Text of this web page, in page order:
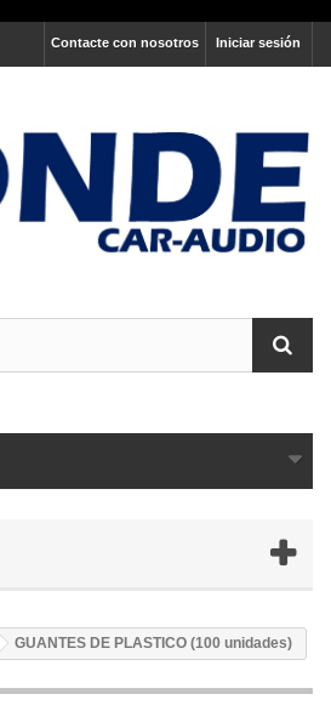
Iniciar sesión
Contacte con nosotros
GUANTES DE PLASTICO (100 unidades)